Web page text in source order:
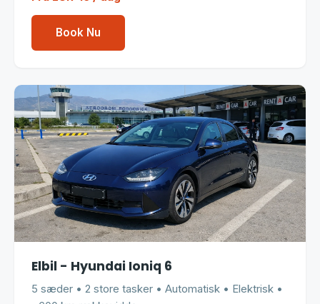
Book Nu
Elbil - Hyundai Ioniq 6
5 sæder • 2 store tasker • Automatisk • Elektrisk •